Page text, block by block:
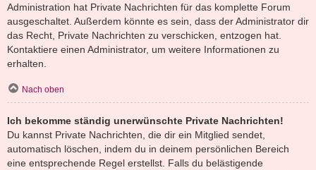
Administration hat Private Nachrichten für das komplette Forum
ausgeschaltet. Außerdem könnte es sein, dass der Administrator dir
das Recht, Private Nachrichten zu verschicken, entzogen hat.
Kontaktiere einen Administrator, um weitere Informationen zu
erhalten.
Nach oben
Ich bekomme ständig unerwünschte Private Nachrichten!
Du kannst Private Nachrichten, die dir ein Mitglied sendet,
automatisch löschen, indem du in deinem persönlichen Bereich
eine entsprechende Regel erstellst. Falls du belästigende